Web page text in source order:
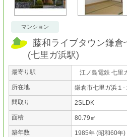
マンション
藤和ライブタウン鎌倉
(七里ガ浜駅)
最寄り駅 江ノ島電鉄 七里
所在地 鎌倉市七里ガ浜１-
間取り 2SLDK
面積 80.79㎡
築年数 1985年 (昭和60年)